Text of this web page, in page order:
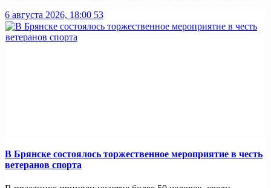
6 августа 2026, 18:00 53
В Брянске состоялось торжественное мероприятие в честь
ветеранов спорта